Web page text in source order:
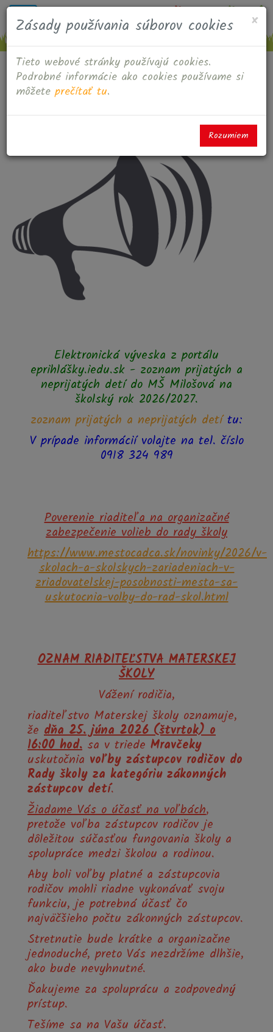
Toggle
navigation
MŠ MILOŠOVÁ
Aktuálne oznamy
Elektronická výveska z portálu
eprihlášky.iedu.sk - zoznam prijatých a
neprijatých detí do MŠ Milošová na
školský rok 2026/2027.
zoznam prijatých a neprijatých detítu:
V prípade informácií volajte na tel. číslo
0918 324 989
Poverenie riaditeľa na organizačné
zabezpečenie volieb do rady školy
https://www.mestocadca.sk/novinky/2026/v-
skolach-a-skolskych-zariadeniach-v-
zriadovatelskej-posobnosti-mesta-sa-
uskutocnia-volby-do-rad-skol.html
OZNAM RIADITEĽSTVA MATERSKEJ
ŠKOLY
Vážení rodičia,
riaditeľstvo Materskej školy oznamuje,
že dňa 25. júna 2026 (štvrtok) o
16:00 hod. sa v triede Mravčeky
uskutočnia voľby zástupcov rodičov do
Rady školy za kategóriu zákonných
zástupcov detí.
Žiadame Vás o účasť na voľbách,
pretože voľba zástupcov rodičov je
dôležitou súčasťou fungovania školy a
spolupráce medzi školou a rodinou.
Aby boli voľby platné a zástupcovia
rodičov mohli riadne vykonávať svoju
funkciu, je potrebná účasť čo
najväčšieho počtu zákonných zástupcov.
Stretnutie bude krátke a organizačne
jednoduché, preto Vás nezdržíme dlhšie,
ako bude nevyhnutné.
Ďakujeme za spoluprácu a zodpovedný
prístup.
Tešíme sa na Vašu účasť.
×
Zásady používania súborov cookies
Tieto webové stránky používajú cookies.
Podrobné informácie ako cookies používame si
môžeteprečítať tu.
Rozumiem